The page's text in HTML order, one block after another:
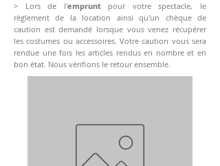
> Lors de l'empruntpour votre spectacle, le
règlement de la location ainsi qu'un chèque de
caution est demandé lorsque vous venez récupérer
les costumes ou accessoires. Votre caution vous sera
rendue une fois les articles rendus en nombre et en
bon état. Nous vérifions le retour ensemble.